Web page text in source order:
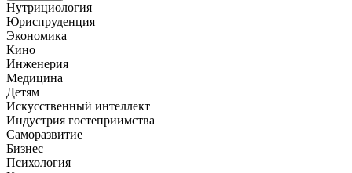
Нутрициология
Юриспруденция
Экономика
Кино
Инженерия
Медицина
Детям
Искусственный интеллект
Индустрия гостеприимства
Саморазвитие
Бизнес
Психология